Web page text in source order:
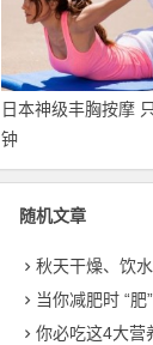
日本神级丰胸按摩
钟
随机文章
秋天干燥、饮
当你减肥时 “肥
你必吃这4大营